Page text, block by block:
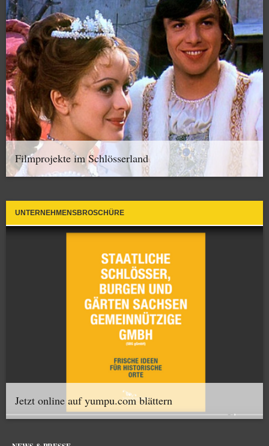
Filmprojekte im Schlösserland
UNTERNEHMENSBROSCHÜRE
Jetzt online auf yumpu.com blättern